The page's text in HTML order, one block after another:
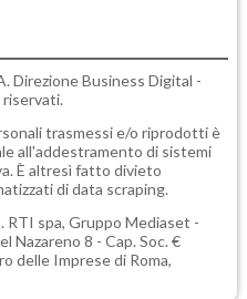
Direzione Business Digital -
trasmessi e/o riprodotti è
all'addestramento di sistemi
È altresì fatto divieto
di data scraping.
RTI spa, Gruppo Mediaset -
Nazareno 8 - Cap. Soc. €
delle Imprese di Roma,